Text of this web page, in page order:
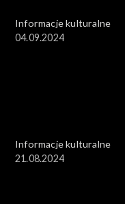
Informacje kulturalne
04.09.2024
Informacje kulturalne
21.08.2024